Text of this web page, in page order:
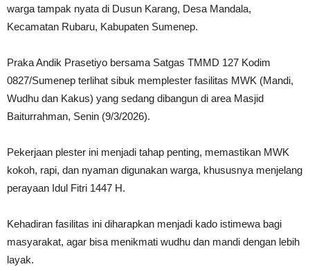
warga tampak nyata di Dusun Karang, Desa Mandala,
Kecamatan Rubaru, Kabupaten Sumenep.
Praka Andik Prasetiyo bersama Satgas TMMD 127 Kodim
0827/Sumenep terlihat sibuk memplester fasilitas MWK (Mandi,
Wudhu dan Kakus) yang sedang dibangun di area Masjid
Baiturrahman, Senin (9/3/2026).
Pekerjaan plester ini menjadi tahap penting, memastikan MWK
kokoh, rapi, dan nyaman digunakan warga, khususnya menjelang
perayaan Idul Fitri 1447 H.
Kehadiran fasilitas ini diharapkan menjadi kado istimewa bagi
masyarakat, agar bisa menikmati wudhu dan mandi dengan lebih
layak.